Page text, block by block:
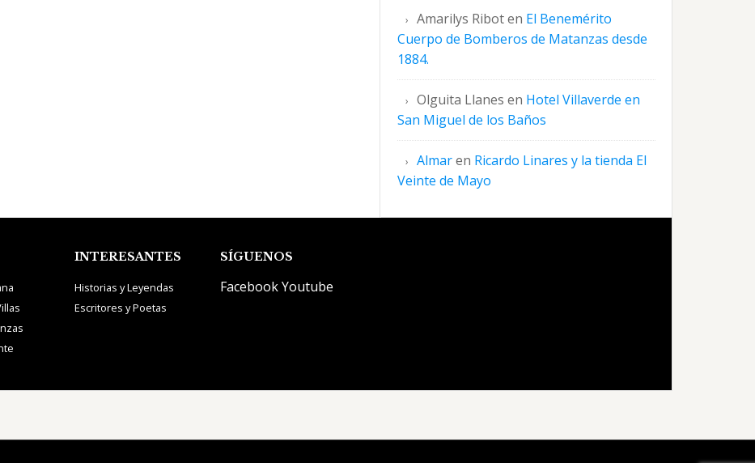
Amarilys Riboten El Benemérito
Cuerpo de Bomberos de Matanzas desde
1884.
Olguita Llanes en Hotel Villaverde en
San Miguel de los Baños
Almaren Ricardo Linares y la tienda El
Veinte de Mayo
INTERESANTES
Historias y Leyendas
Escritores y Poetas
SÍGUENOS
FacebookYoutube